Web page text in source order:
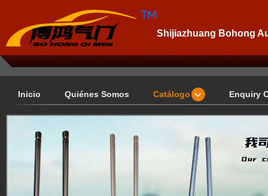
Shijiazhuang Bohong
Inicio Quiénes Somos Catálogo Enquiry